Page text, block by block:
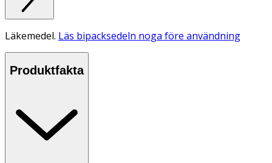
Läkemedel. Läs bipacksedeln noga före användning
Produktfakta